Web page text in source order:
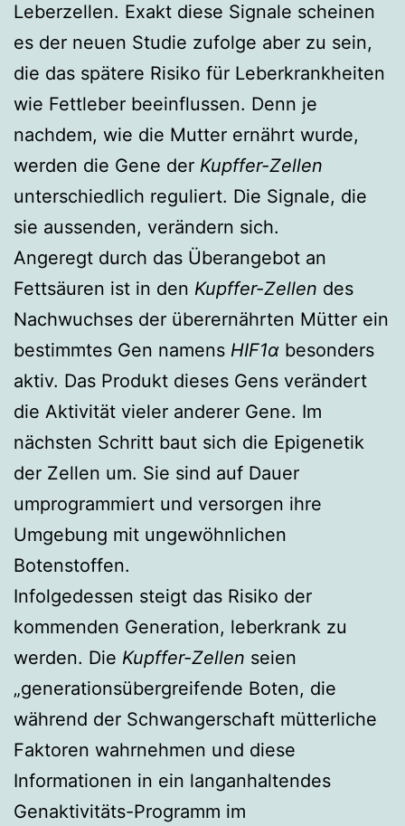
Leberzellen. Exakt diese Signale scheinen
es der neuen Studie zufolge aber zu sein,
die das spätere Risiko für Leberkrankheiten
wie Fettleber beeinflussen. Denn je
nachdem, wie die Mutter ernährt wurde,
werden die Gene der Kupffer-Zellen
unterschiedlich reguliert. Die Signale, die
sie aussenden, verändern sich.
Angeregt durch das Überangebot an
Fettsäuren ist in den Kupffer-Zellen des
Nachwuchses der überernährten Mütter ein
bestimmtes Gen namens HIF1α besonders
aktiv. Das Produkt dieses Gens verändert
die Aktivität vieler anderer Gene. Im
nächsten Schritt baut sich die Epigenetik
der Zellen um. Sie sind auf Dauer
umprogrammiert und versorgen ihre
Umgebung mit ungewöhnlichen
Botenstoffen.
Infolgedessen steigt das Risiko der
kommenden Generation, leberkrank zu
werden. Die Kupffer-Zellen seien
„generationsübergreifende Boten, die
während der Schwangerschaft mütterliche
Faktoren wahrnehmen und diese
Informationen in ein langanhaltendes
Genaktivitäts-Programm im